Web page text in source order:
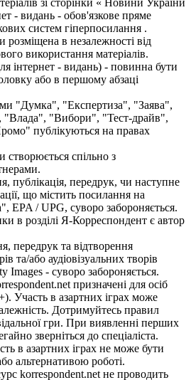
- видань - обов'язкове пряме
систем гіперпосилання .
в незалежності від
використання матеріалів.
інтернет - видань) - повинна бути
або в першому абзаці
"Думка", "Експертиза", "Заява",
"Влада", "Вибори", "Тест-драйв",
публікуються на правах
створюється спільно з
публікація, передрук, чи наступне
що містить посилання на
EPA / UPG, суворо забороняється.
в розділі Я-Корреспондент є автор
передрук та відтворення
та/або аудіовізуальних творів
Images - суворо забороняється.
призначені для осіб
Участь в азартних іграх може
Дотримуйтесь правил
гри. При виявленні перших
зверніться до спеціаліста.
в азартних іграх не може бути
альтернативою роботі.
korrespondent.net не проводить